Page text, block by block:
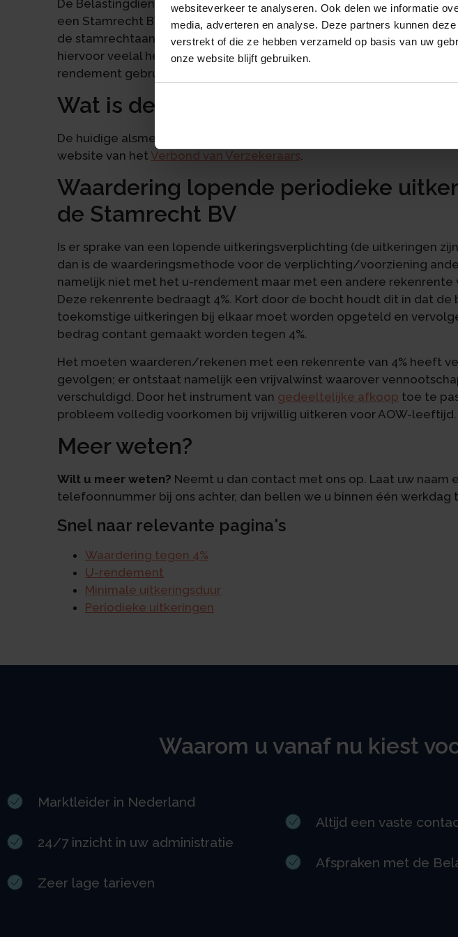
websiteverkeer te analyseren. Ook delen we informatie
media, adverteren en analyse. Deze partners kunnen
verstrekt of die ze hebben verzameld op basis van uw
onze website blijft gebruiken.
De Belastingdienst beschouwt een Stamrecht BV als een
een Stamrecht BV ook handelen als een verzekeraar. Daarom wil de
de stamrechtaanspraak op een zakelijke wijze wordt opgerent.
hiervoor veelal het u-rendement en daarom moet een Stamrecht BV
rendement gebruiken voor de oprenting.
Wat is de hoogte van het u-
De huidige alsmede de historische hoogte van het u-rendement is te
website van het Verbond van Verzekeraars
Waardering lopende periodieke
de Stamrecht BV
Is er sprake van een lopende uitkeringsverplichting (de uitkeringen
dan is de waarderingsmethode voor de verplichting/voorziening
namelijk niet met het u-rendement maar met een andere rekenrente
Deze rekenrente bedraagt 4%. Kort door de bocht houdt dit in dat de
toekomstige uitkeringen bij elkaar moet worden opgeteld en
bedrag contant gemaakt worden tegen 4%.
Het moeten waarderen/rekenen met een rekenrente van 4% heeft
gevolgen; er ontstaat namelijk een vrijvalwinst waarover
verschuldigd. Door het instrument van gedeeltelijke afkoop toe te
probleem volledig voorkomen bij vrijwillig uitkeren voor AOW-leeftijd.
Meer weten?
Wilt u meer weten? Neemt u dan contact met ons op. Laat uw naam
telefoonnummer bij ons achter, dan bellen we u binnen één werkdag
Snel naar relevante pagina's
Waardering tegen 4%
U-rendement
Minimale uitkeringsduur
Periodieke uitkeringen
Waarom u vanaf nu kiest
Marktleider in Nederland
24/7 inzicht in uw administratie
Zeer lage tarieven
Altijd een vaste
Afspraken met de